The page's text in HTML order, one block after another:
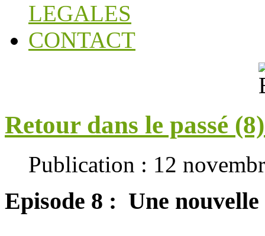
LEGALES
CONTACT
Retour dans le passé
Publication : 12
Episode 8 : Une nouvelle